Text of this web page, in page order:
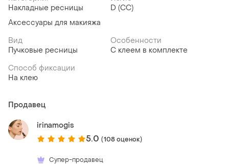
Накладные ресницы
Аксессуары для макияжа
D (CC)
Вид
Пучковые ресницы
Особенности
С клеем в комплекте
Способ фиксации
На клею
Продавец
irinamogis
5.0 (108 оценок)
Супер-продавец